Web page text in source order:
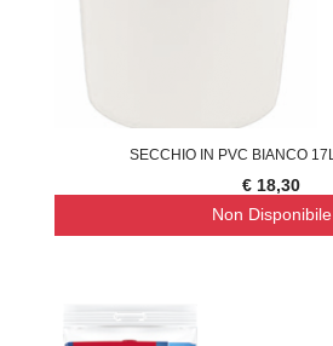
SECCHIO IN PVC BIANCO
€ 18,30
Non Disponibile